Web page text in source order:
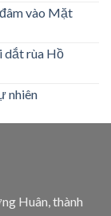
vào Mặt
dắt rùa Hồ
nhiên
Huân, thành